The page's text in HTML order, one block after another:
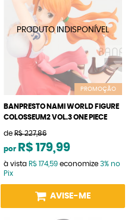
PROMOÇÃO
BANPRESTO NAMI WORLD FIGURE
COLOSSEUM2 VOL.3 ONE PIECE
de R$ 227,86
por R$ 179,99
à vista R$ 174,59 economize 3% no
Pix
AVISE-ME